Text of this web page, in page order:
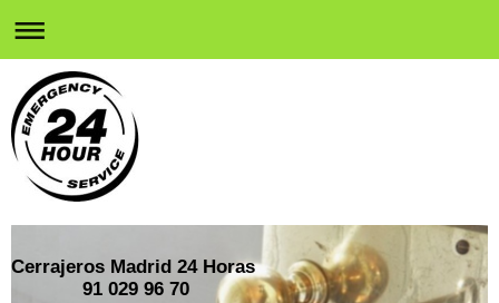
Cerrajeros Madrid 24 Horas
91 029 96 70